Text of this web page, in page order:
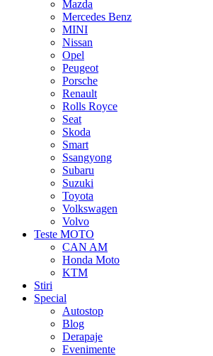
Mazda
Mercedes Benz
MINI
Nissan
Opel
Peugeot
Porsche
Renault
Rolls Royce
Seat
Skoda
Smart
Ssangyong
Subaru
Suzuki
Toyota
Volkswagen
Volvo
Teste MOTO
CAN AM
Honda Moto
KTM
Stiri
Special
Autostop
Blog
Derapaje
Evenimente